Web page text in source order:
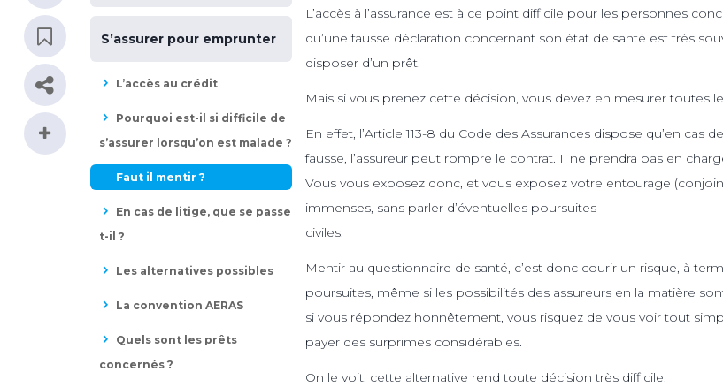
S’assurer pour emprunter
L’accès au crédit
Pourquoi est-il si difficile de
s’assurer lorsqu’on est malade ?
Faut il mentir ?
En cas de litige, que se passe
t-il ?
Les alternatives possibles
La convention AERAS
Quels sont les prêts
concernés ?
L’accès à l’assurance est à ce point difficile pour les personnes
qu’une fausse déclaration concernant son état de santé est très
disposer d’un prêt.
Mais si vous prenez cette décision, vous devez en mesurer toutes
En effet, l’Article 113-8 du Code des Assurances dispose qu’en cas
fausse, l’assureur peut rompre le contrat. Il ne prendra pas en
Vous vous exposez donc, et vous exposez votre entourage
immenses, sans parler d’éventuelles poursuites
civiles.
Mentir au questionnaire de santé, c’est donc courir un risque, à
poursuites, même si les possibilités des assureurs en la matière
si vous répondez honnêtement, vous risquez de vous voir tout
payer des surprimes considérables.
On le voit, cette alternative rend toute décision très difficile.